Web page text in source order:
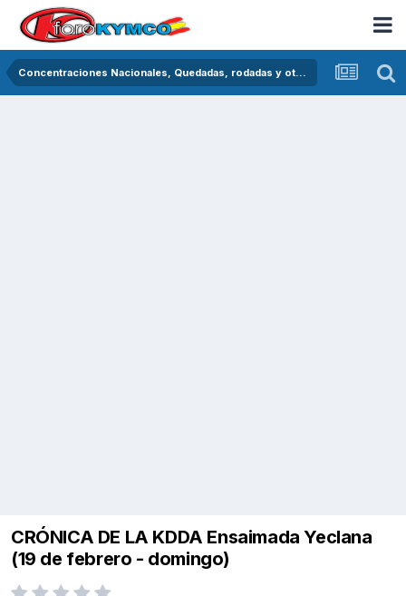
Concentraciones Nacionales, Quedadas, rodadas y otras crónicas del asfalto
CRÓNICA DE LA KDDA Ensaimada Yeclana
(19 de febrero - domingo)